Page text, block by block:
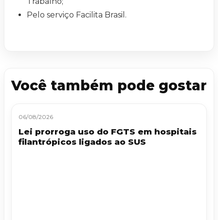
Pelo serviço Facilita Brasil.
Você também pode gostar
06/08/2026
Lei prorroga uso do FGTS em hospitais
filantrópicos ligados ao SUS